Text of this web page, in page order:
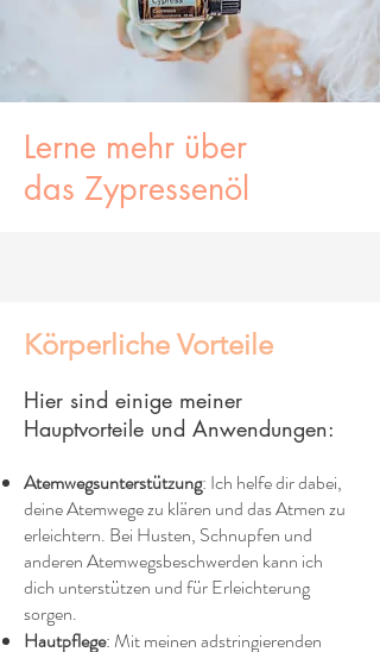
Lerne mehr über
das Zypressenöl
Körperliche Vorteile
Hier sind einige meiner
Hauptvorteile und Anwendungen:
Atemwegsunterstützung: Ich helfe dir dabei,
deine Atemwege zu klären und das Atmen zu
erleichtern. Bei Husten, Schnupfen und
anderen Atemwegsbeschwerden kann ich
dich unterstützen und für Erleichterung
sorgen.
Hautpflege: Mit meinen adstringierenden